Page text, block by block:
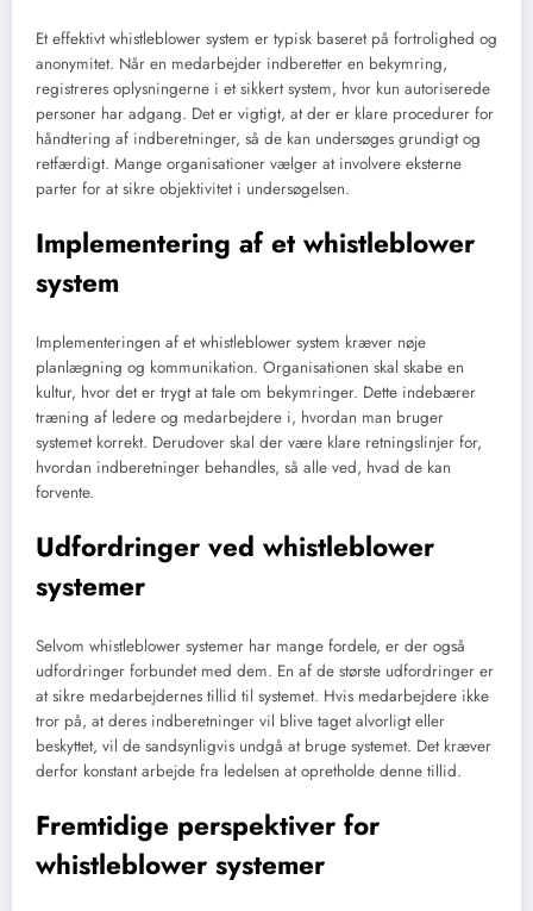
Et effektivt whistleblower system er typisk baseret på fortrolighed og
anonymitet. Når en medarbejder indberetter en bekymring,
registreres oplysningerne i et sikkert system, hvor kun autoriserede
personer har adgang. Det er vigtigt, at der er klare procedurer for
håndtering af indberetninger, så de kan undersøges grundigt og
retfærdigt. Mange organisationer vælger at involvere eksterne
parter for at sikre objektivitet i undersøgelsen.
Implementering af et whistleblower
system
Implementeringen af et whistleblower system kræver nøje
planlægning og kommunikation. Organisationen skal skabe en
kultur, hvor det er trygt at tale om bekymringer. Dette indebærer
træning af ledere og medarbejdere i, hvordan man bruger
systemet korrekt. Derudover skal der være klare retningslinjer for,
hvordan indberetninger behandles, så alle ved, hvad de kan
forvente.
Udfordringer ved whistleblower
systemer
Selvom whistleblower systemer har mange fordele, er der også
udfordringer forbundet med dem. En af de største udfordringer er
at sikre medarbejdernes tillid til systemet. Hvis medarbejdere ikke
tror på, at deres indberetninger vil blive taget alvorligt eller
beskyttet, vil de sandsynligvis undgå at bruge systemet. Det kræver
derfor konstant arbejde fra ledelsen at opretholde denne tillid.
Fremtidige perspektiver for
whistleblower systemer